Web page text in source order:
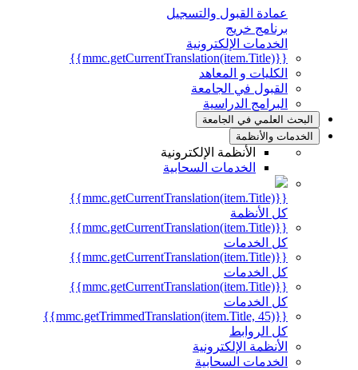
عمادة القبول والتسجيل
برنامج خريج
الخدمات الإلكترونية
{{mmc.getCurrentTranslation(item.Title)}}
الكليات و المعاهد
القبول في الجامعة
البرامج الدراسية
البحث العلمي في الجامعة
الخدمات والأنظمة
الأنظمة الإلكترونية
الخدمات السحابية
{{mmc.getCurrentTranslation(item.Title)}}
كل الأنظمة
{{mmc.getCurrentTranslation(item.Title)}}
كل الخدمات
{{mmc.getCurrentTranslation(item.Title)}}
كل الخدمات
{{mmc.getCurrentTranslation(item.Title)}}
كل الخدمات
{{mmc.getTrimmedTranslation(item.Title, 45)}}
كل الروابط
الأنظمة الإلكترونية
الخدمات السحابية